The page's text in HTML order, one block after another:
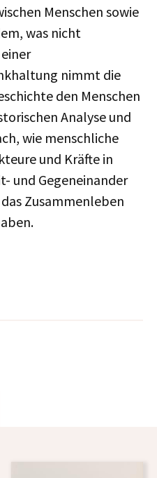
Menschen sowie
was nicht
nimmt die
den Menschen
Analyse und
wie menschliche
und Kräfte in
und Gegeneinander
Zusammenleben